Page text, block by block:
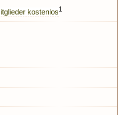
kostenlos1